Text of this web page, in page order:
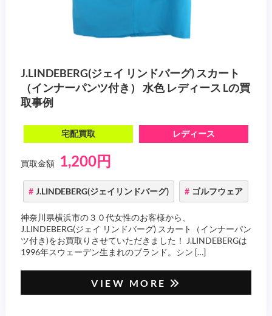
J.LINDEBERG(ジェイ リンドバーグ) スカート
（インナーパンツ付き） 水色 レディース Lの買
取事例
宅配買取 レディース
買取金額 1,200円
J.LINDEBERG(ジェイリンドバーグ) ゴルフウェア
神奈川県横浜市の３０代女性のお客様から、
J.LINDEBERG(ジェイ リンドバーグ) スカート（インナーパン
ツ付き)をお買取りさせていただきました！ J.LINDEBERGは
1996年スウェーデン生まれのブランド。シン […]
VIEW MORE